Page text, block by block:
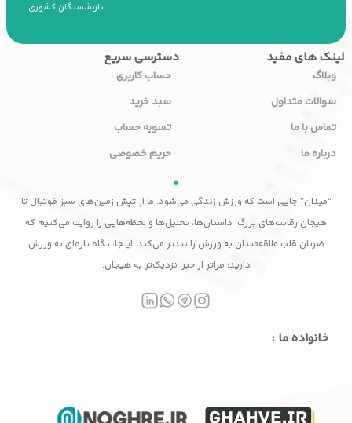
بازنشستگان کشوری
لینک های مفید
وبلاگ
سوالات متداول
تماس با ما
درباره ما
دسترسی سریع
حساب کاربری
سبد خرید
تسویه حساب
حریم خصوصی
“میدان” جایی است که ورزش زندگی می‌شود. ما از تپش زمین‌های سبز فوتبال تا
هیجان رقابت‌های بزرگ، داستان‌ها، تحلیل‌ها و لحظه‌هایی را روایت می‌کنیم که
ضربان قلب علاقه‌مندان به ورزش را تندتر می‌کند. اینجا، نگاه تازه‌ای به ورزش
دارید؛ فراتر از خبر، نزدیک‌تر به هیجان.
خانواده ما :